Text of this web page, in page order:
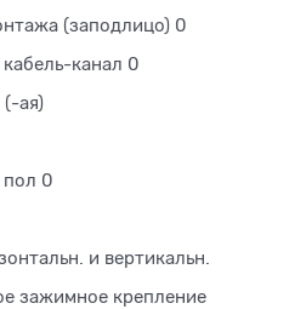
(заподлицо) 0
канал 0
ая)
пол 0
и вертикальн.
зажимное крепление